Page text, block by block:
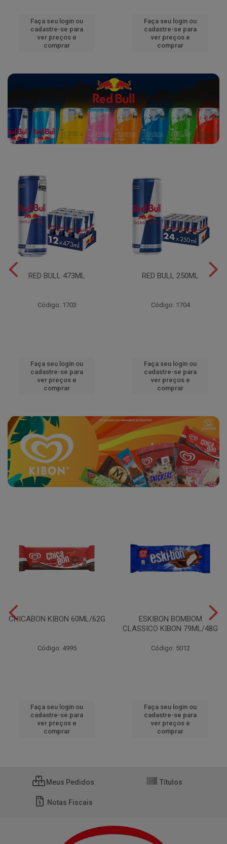
Faça seu login ou
cadastre-se para
ver preços e
comprar
Faça seu login ou
cadastre-se para
ver preços e
comprar
RED BULL 473ML
Código: 1703
Faça seu login ou
cadastre-se para
ver preços e
comprar
RED BULL 250ML
Código: 1704
Faça seu login ou
cadastre-se para
ver preços e
comprar
CHICABON KIBON 60ML/62G
Código: 4995
Faça seu login ou
cadastre-se para
ver preços e
comprar
ESKIBON BOMBOM
CLASSICO KIBON 79ML/48G
Código: 5012
Faça seu login ou
cadastre-se para
ver preços e
comprar
Meus Pedidos Títulos
Notas Fiscais